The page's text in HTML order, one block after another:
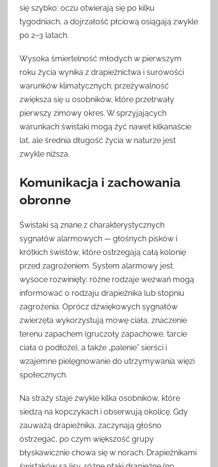
się szybko: oczu otwierają się po kilku
tygodniach, a dojrzałość płciową osiągają zwykle
po 2–3 latach.
Wysoka śmiertelność młodych w pierwszym
roku życia wynika z drapieżnictwa i surowości
warunków klimatycznych; przeżywalność
zwiększa się u osobników, które przetrwały
pierwszy zimowy okres. W sprzyjających
warunkach świstaki mogą żyć nawet kilkanaście
lat, ale średnia długość życia w naturze jest
zwykle niższa.
Komunikacja i zachowania
obronne
Świstaki są znane z charakterystycznych
sygnałów alarmowych — głośnych pisków i
krótkich świstów, które ostrzegają całą kolonię
przed zagrożeniem. System alarmowy jest
wysoce rozwinięty: różne rodzaje wezwań mogą
informować o rodzaju drapieżnika lub stopniu
zagrożenia. Oprócz dźwiękowych sygnałów
zwierzęta wykorzystują mowę ciała, znaczenie
terenu zapachem (gruczoły zapachowe, tarcie
ciała o podłoże), a także „palenie” sierści i
wzajemne pielęgnowanie do utrzymywania więzi
społecznych.
Na straży staje zwykle kilka osobników, które
siedzą na kopczykach i obserwują okolicę. Gdy
zauważą drapieżnika, zaczynają głośno
ostrzegać, po czym większość grupy
błyskawicznie chowa się w norach. Drapieżnikami